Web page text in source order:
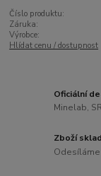
Číslo produktu:
Záruka:
Výrobce:
Hlídat cenu / dostupnost
Oficiální
Minelab,
Zboží